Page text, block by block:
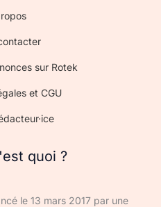
sur Rotek
et CGU
quoi ?
le 13 mars 2017 par une